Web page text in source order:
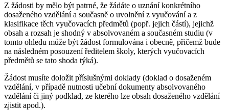
Z žádosti by mělo být patrné, že žádáte o uznání konkrétního
dosaženého vzdělání a současně o uvolnění z vyučování a z
klasifikace těch vyučovacích předmětů (popř. jejich částí), jejichž
obsah a rozsah je shodný v absolvovaném a současném studiu (v
tomto ohledu může být žádost formulována i obecně, přičemž bude
na následném posouzení ředitelem školy, kterých vyučovacích
předmětů se tato shoda týká).
Žádost musíte doložit příslušnými doklady (doklad o dosaženém
vzdělání, v případě nutnosti učební dokumenty absolvovaného
vzdělání či jiný podklad, ze kterého lze obsah dosaženého vzdělání
zjistit apod.).